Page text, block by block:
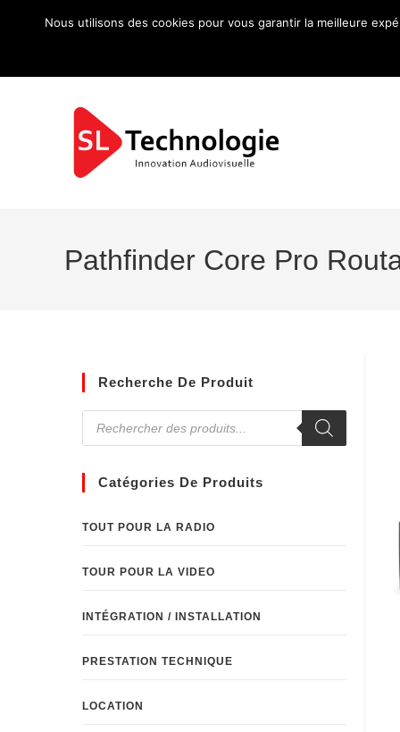
Pathfinder Core Pro
Recherche De Produit
Catégories De Produits
TOUT POUR LA RADIO
TOUR POUR LA VIDEO
INTÉGRATION / INSTALLATION
PRESTATION TECHNIQUE
LOCATION
Nous utilisons des cookies pour vous garantir la meilleure